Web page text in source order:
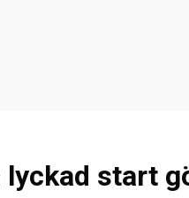
lyckad start